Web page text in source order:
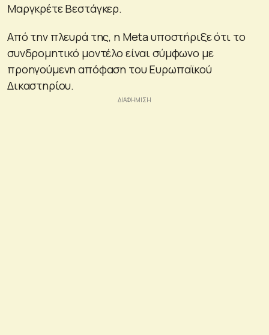
Μαργκρέτε Βεστάγκερ.
Από την πλευρά της, η Meta υποστήριξε ότι το
συνδρομητικό μοντέλο είναι σύμφωνο με
προηγούμενη απόφαση του Ευρωπαϊκού
Δικαστηρίου.